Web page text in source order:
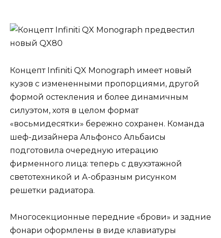
Концепт Infiniti QX Monograph имеет новый
кузов с измененными пропорциями, другой
формой остекления и более динамичным
силуэтом, хотя в целом формат
«восьмидесятки» бережно сохранен. Команда
шеф-дизайнера Альфонсо Альбаисы
подготовила очередную итерацию
фирменного лица: теперь с двухэтажной
светотехникой и А-образным рисунком
решетки радиатора.
Многосекционные передние «брови» и задние
фонари оформлены в виде клавиатуры